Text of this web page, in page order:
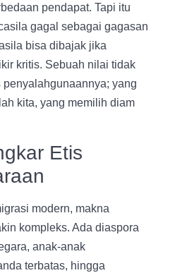
pendapat. Tapi itu
gagal sebagai gagasan
bisa dibajak jika
kritis. Sebuah nilai tidak
yang
kita, yang memilih diam
Etis
modern, makna
kompleks. Ada diaspora
anak-anak
terbatas, hingga